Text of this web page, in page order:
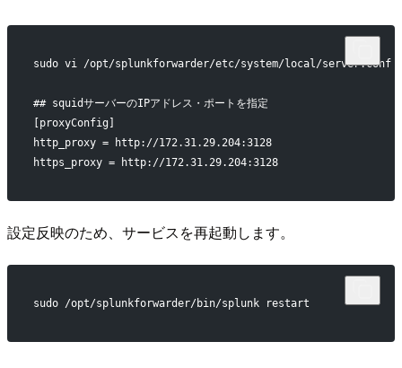
sudo vi /opt/splunkforwarder/etc/system/local/server.conf
## squidサーバーのIPアドレス・ポートを指定
[proxyConfig]
http_proxy = http://172.31.29.204:3128
https_proxy = http://172.31.29.204:3128
設定反映のため、サービスを再起動します。
sudo /opt/splunkforwarder/bin/splunk restart